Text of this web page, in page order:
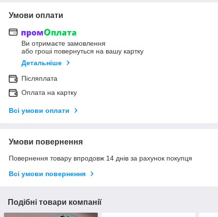
Умови оплати
Ви отримаєте замовлення
або гроші повернуться на вашу картку
Детальніше
Післяплата
Оплата на картку
Всі умови оплати
Умови повернення
Повернення товару впродовж 14 днів за рахунок покупця
Всі умови повернення
Подібні товари компанії